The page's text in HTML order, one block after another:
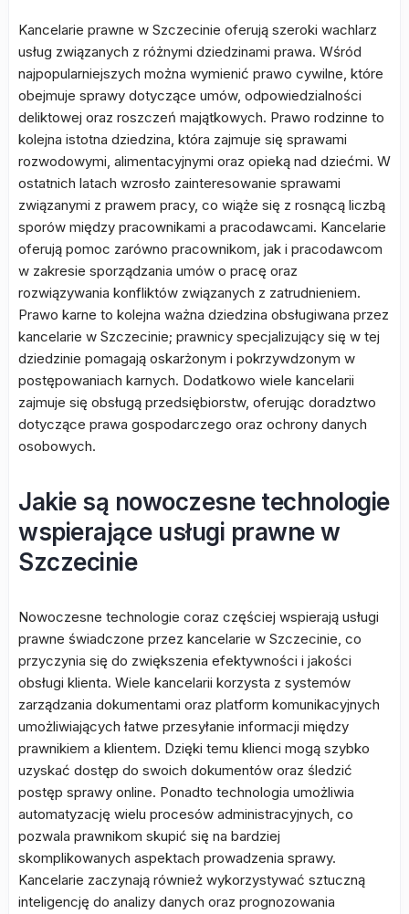
Kancelarie prawne w Szczecinie oferują szeroki wachlarz
usług związanych z różnymi dziedzinami prawa. Wśród
najpopularniejszych można wymienić prawo cywilne, które
obejmuje sprawy dotyczące umów, odpowiedzialności
deliktowej oraz roszczeń majątkowych. Prawo rodzinne to
kolejna istotna dziedzina, która zajmuje się sprawami
rozwodowymi, alimentacyjnymi oraz opieką nad dziećmi. W
ostatnich latach wzrosło zainteresowanie sprawami
związanymi z prawem pracy, co wiąże się z rosnącą liczbą
sporów między pracownikami a pracodawcami. Kancelarie
oferują pomoc zarówno pracownikom, jak i pracodawcom
w zakresie sporządzania umów o pracę oraz
rozwiązywania konfliktów związanych z zatrudnieniem.
Prawo karne to kolejna ważna dziedzina obsługiwana przez
kancelarie w Szczecinie; prawnicy specjalizujący się w tej
dziedzinie pomagają oskarżonym i pokrzywdzonym w
postępowaniach karnych. Dodatkowo wiele kancelarii
zajmuje się obsługą przedsiębiorstw, oferując doradztwo
dotyczące prawa gospodarczego oraz ochrony danych
osobowych.
Jakie są nowoczesne technologie
wspierające usługi prawne w
Szczecinie
Nowoczesne technologie coraz częściej wspierają usługi
prawne świadczone przez kancelarie w Szczecinie, co
przyczynia się do zwiększenia efektywności i jakości
obsługi klienta. Wiele kancelarii korzysta z systemów
zarządzania dokumentami oraz platform komunikacyjnych
umożliwiających łatwe przesyłanie informacji między
prawnikiem a klientem. Dzięki temu klienci mogą szybko
uzyskać dostęp do swoich dokumentów oraz śledzić
postęp sprawy online. Ponadto technologia umożliwia
automatyzację wielu procesów administracyjnych, co
pozwala prawnikom skupić się na bardziej
skomplikowanych aspektach prowadzenia sprawy.
Kancelarie zaczynają również wykorzystywać sztuczną
inteligencję do analizy danych oraz prognozowania